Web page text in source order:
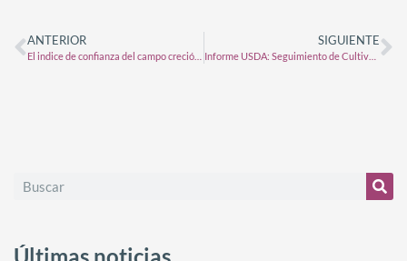
ANTERIOR SIGUIENTE
Informe USDA: Seguimiento de Cultivos EE.UU